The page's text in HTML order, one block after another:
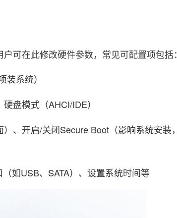
可在此修改硬件参数，常见可配置项包括
系统）
盘模式（AHCI/IDE）
、开启/关闭Secure Boot（影响系统安装
如USB、SATA）、设置系统时间等